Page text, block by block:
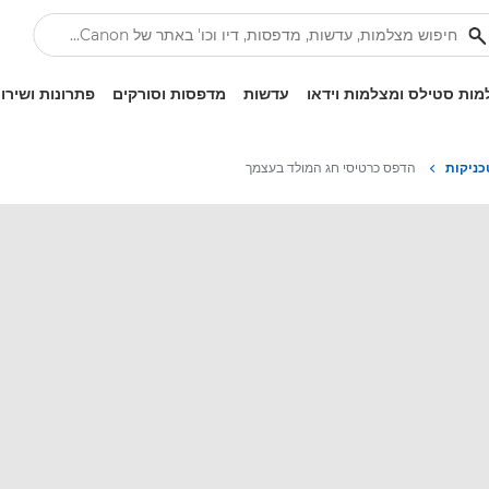
סטילס ומצלמות וידאו עדשות מדפסות וסורקים פתרונות
הדפס כרטיסי חג המולד בעצמך